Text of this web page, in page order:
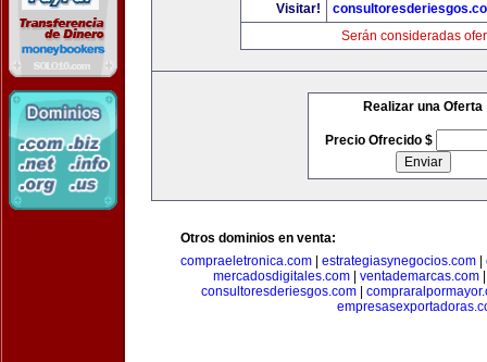
Visitar!
Serán consideradas
Realizar una Oferta
Precio Ofrecido $
Otros dominios en venta:
compraeletronica.com
estrategiasynegocios.com
mercadosdigitales.com| ventademarcas.com
consultoresderiesgos.com